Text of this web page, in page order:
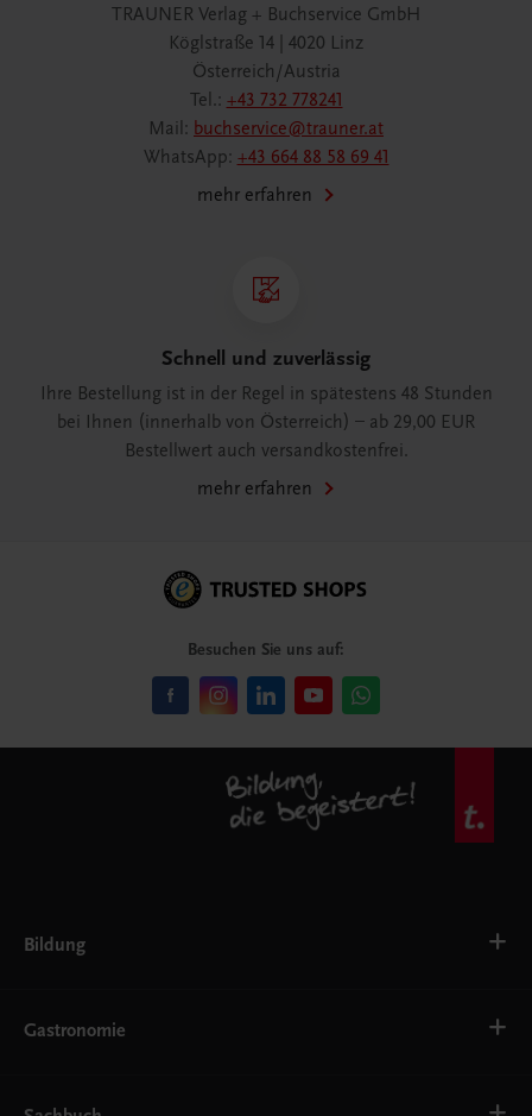
TRAUNER Verlag + Buchservice GmbH
Köglstraße 14 | 4020 Linz
Österreich/Austria
Tel.: +43 732 778241
Mail: buchservice@trauner.at
WhatsApp: +43 664 88 58 69 41
mehr erfahren
Schnell und zuverlässig
Ihre Bestellung ist in der Regel in spätestens 48 Stunden
bei Ihnen (innerhalb von Österreich) – ab 29,00 EUR
Bestellwert auch versandkostenfrei.
mehr erfahren
Besuchen Sie uns auf:
Bildung
AHS
EWF/ZWF
Gastronomie